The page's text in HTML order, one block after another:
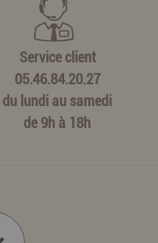
Service client
05.46.84.20.27
du lundi au samedi
de 9h à 18h